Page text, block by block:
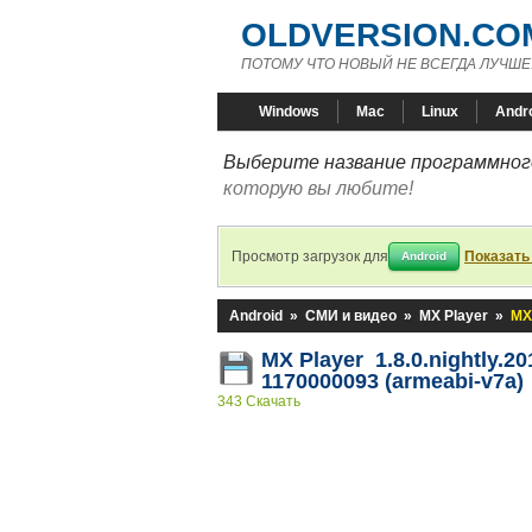
ПОТОМУ ЧТО НОВЫЙ НЕ ВСЕГДА
Windows Mac Linux
Выберите название
которую вы любите!
Просмотр загрузок для Android
Android » СМИ и видео » MX Player »
MX Player
1170000093 (armeabi-v7a)
343 Скачать